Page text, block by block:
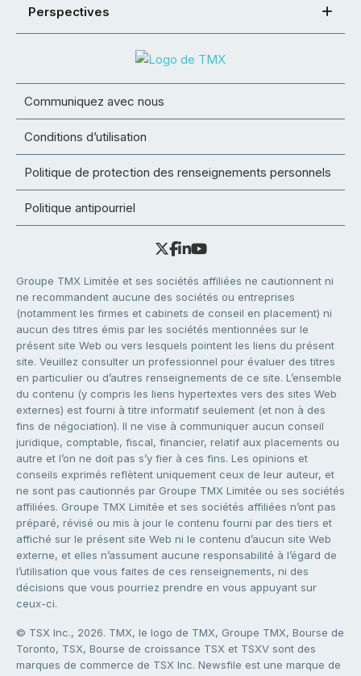
Perspectives
Communiquez avec nous
Conditions d’utilisation
Politique de protection des renseignements personnels
Politique antipourriel
Groupe TMX Limitée et ses sociétés affiliées ne cautionnent ni
ne recommandent aucune des sociétés ou entreprises
(notamment les firmes et cabinets de conseil en placement) ni
aucun des titres émis par les sociétés mentionnées sur le
présent site Web ou vers lesquels pointent les liens du présent
site. Veuillez consulter un professionnel pour évaluer des titres
en particulier ou d’autres renseignements de ce site. L’ensemble
du contenu (y compris les liens hypertextes vers des sites Web
externes) est fourni à titre informatif seulement (et non à des
fins de négociation). Il ne vise à communiquer aucun conseil
juridique, comptable, fiscal, financier, relatif aux placements ou
autre et l’on ne doit pas s’y fier à ces fins. Les opinions et
conseils exprimés reflètent uniquement ceux de leur auteur, et
ne sont pas cautionnés par Groupe TMX Limitée ou ses sociétés
affiliées. Groupe TMX Limitée et ses sociétés affiliées n’ont pas
préparé, révisé ou mis à jour le contenu fourni par des tiers et
affiché sur le présent site Web ni le contenu d’aucun site Web
externe, et elles n’assument aucune responsabilité à l’égard de
l’utilisation que vous faites de ces renseignements, ni des
décisions que vous pourriez prendre en vous appuyant sur
ceux-ci.
© TSX Inc., 2026. TMX, le logo de TMX, Groupe TMX, Bourse de
Toronto, TSX, Bourse de croissance TSX et TSXV sont des
marques de commerce de TSX Inc. Newsfile est une marque de